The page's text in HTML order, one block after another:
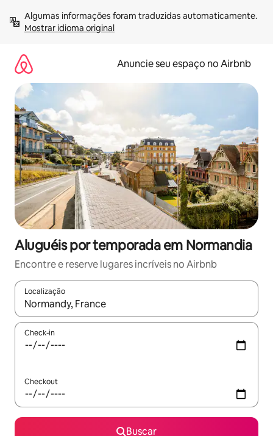
para
Mostrar idioma original
Anuncie seu espaço no Airbnb
Aluguéis por temporada em Normandia
Encontre e reserve lugares incríveis no Airbnb
Localização
Quando os resultados estiverem disponíveis, explore-os
Check-in
Checkout
Buscar